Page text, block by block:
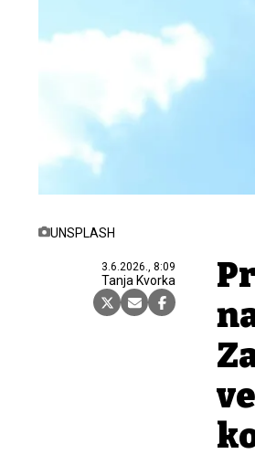
UNSPLASH
3.6.2026., 8:09
Tanja Kvorka